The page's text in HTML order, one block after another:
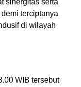
sinergitas serta
terciptanya
di wilayah
WIB tersebut